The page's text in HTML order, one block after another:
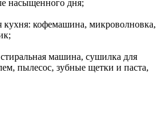
насыщенного дня;
кухня: кофемашина, микроволновка,
машина, сушилка для
пылесос, зубные щетки и паста,